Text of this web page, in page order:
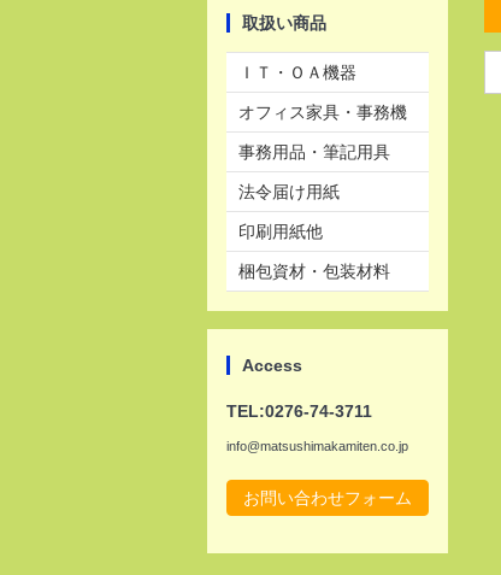
取扱い商品
ＩＴ・ＯＡ機器
オフィス家具・事務機
事務用品・筆記用具
法令届け用紙
印刷用紙他
梱包資材・包装材料
Access
TEL:0276-74-3711
info@matsushimakamiten.co.jp
お問い合わせフォーム